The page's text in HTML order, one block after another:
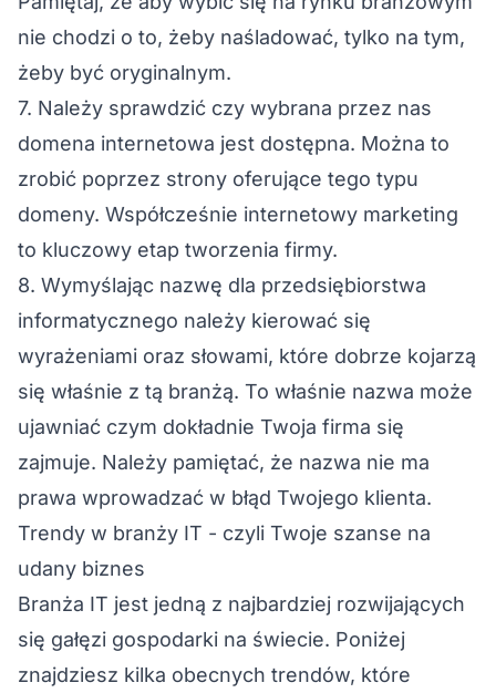
nie chodzi o to, żeby naśladować, tylko na tym,
żeby być oryginalnym.
7. Należy sprawdzić czy wybrana przez nas
domena internetowa jest dostępna. Można to
zrobić poprzez strony oferujące tego typu
domeny. Współcześnie internetowy marketing
to kluczowy etap tworzenia firmy.
8. Wymyślając nazwę dla przedsiębiorstwa
informatycznego należy kierować się
wyrażeniami oraz słowami, które dobrze kojarzą
się właśnie z tą branżą. To właśnie nazwa może
ujawniać czym dokładnie Twoja firma się
zajmuje. Należy pamiętać, że nazwa nie ma
prawa wprowadzać w błąd Twojego klienta.
Trendy w branży IT - czyli Twoje szanse na
udany biznes
Branża IT jest jedną z najbardziej rozwijających
się gałęzi gospodarki na świecie. Poniżej
znajdziesz kilka obecnych trendów, które